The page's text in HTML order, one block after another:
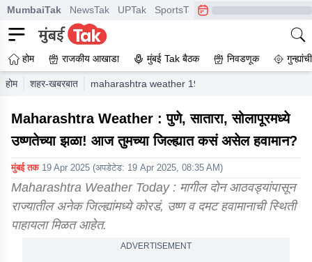
MumbaiTak NewsTak UPTak SportsTak CrimeTak
होम राजकीय आखाडा मुंबई Tak बैठक निवडणूक
होम शहर-खबरबात maharashtra weather 19 th april todays imd
Maharashtra Weather : पुणे, सातारा, सोलापूरमध्ये
उष्णतेच्या झळा! आज तुमच्या जिल्ह्यात कसं असेल हवामान?
मुंबई तक 19 Apr 2025 (अपडेटेड: 19 Apr 2025, 08:35 AM)
Maharashtra Weather Today : मागील दोन आठवड्यांपासून
राज्यातील अनेक जिल्ह्यांमध्ये कोरडं, उष्ण व दमट हवामानाची स्थिती
पाहायला मिळत आहेत.
ADVERTISEMENT